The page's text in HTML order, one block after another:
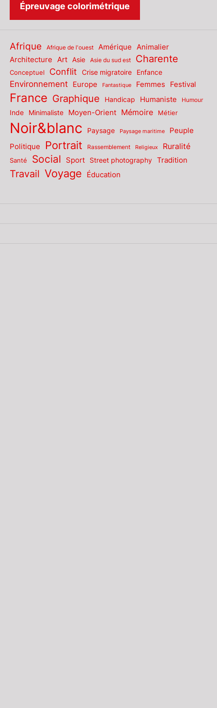
Épreuvage colorimétrique
Afrique Afrique de l'ouest Amérique
Animalier
Architecture
Art Asie Asie du sud est Charente
Conceptuel Conflit Crise migratoire Enfance
Environnement Europe Fantastique Femmes Festival
France Graphique Handicap Humaniste Humour
Inde Minimaliste Moyen-Orient Mémoire Métier
Noir&blanc Paysage Paysage maritime Peuple
Politique Portrait Rassemblement Religieux Ruralité
Santé Social Sport Street photography Tradition
Travail Voyage Éducation